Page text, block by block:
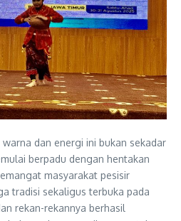
dan energi ini bukan sekadar
berpadu dengan hentakan
masyarakat pesisir
tradisi sekaligus terbuka pada
rekan-rekannya berhasil